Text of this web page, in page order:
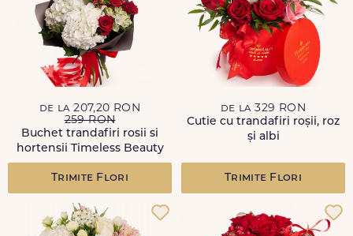
de la 207,20 RON
259 RON
Buchet trandafiri rosii si
hortensii Timeless Beauty
Trimite Flori
de la 329 RON
Cutie cu trandafiri roșii, roz
și albi
Trimite Flori